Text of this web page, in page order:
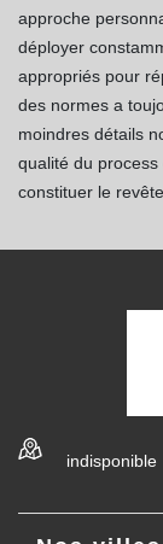
approche
déployer
appropriés pour
des normes a
moindres détails
qualité du
constituer le
indisponible